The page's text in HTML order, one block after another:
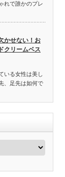
れで誰かのプレ
かせない！お
クリームベス
いる女性は美し
、足先は如何で